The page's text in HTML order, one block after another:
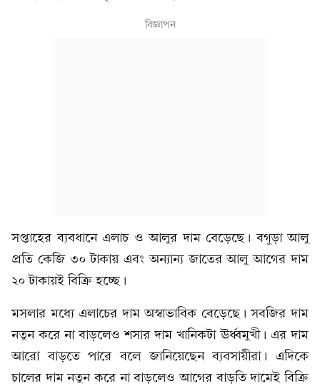
বিজ্ঞাপন
সপ্তাহের ব্যবধানে এলাচ ও আলুর দাম বেড়েছে। বগুড়া আলু
প্রতি কেজি ৩০ টাকায় এবং অন্যান্য জাতের আলু আগের দাম
২০ টাকায়ই বিক্রি হচ্ছে।
মসলার মধ্যে এলাচের দাম অস্বাভাবিক বেড়েছে। সবজির দাম
নতুন করে না বাড়লেও শসার দাম খানিকটা ঊর্ধ্বমুখী। এর দাম
আরো বাড়তে পারে বলে জানিয়েছেন ব্যবসায়ীরা। এদিকে
চালের দাম নতুন করে না বাড়লেও আগের বাড়তি দামেই বিক্রি